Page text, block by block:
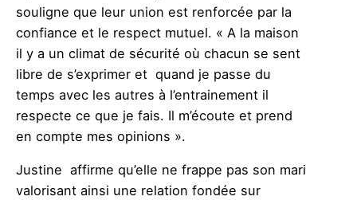
souligne que leur union est renforcée par la
confiance et le respect mutuel. « A la maison
il y a un climat de sécurité où chacun se sent
libre de s’exprimer et quand je passe du
temps avec les autres à l’entrainement il
respecte ce que je fais. Il m’écoute et prend
en compte mes opinions ».
Justine affirme qu’elle ne frappe pas son mari
valorisant ainsi une relation fondée sur